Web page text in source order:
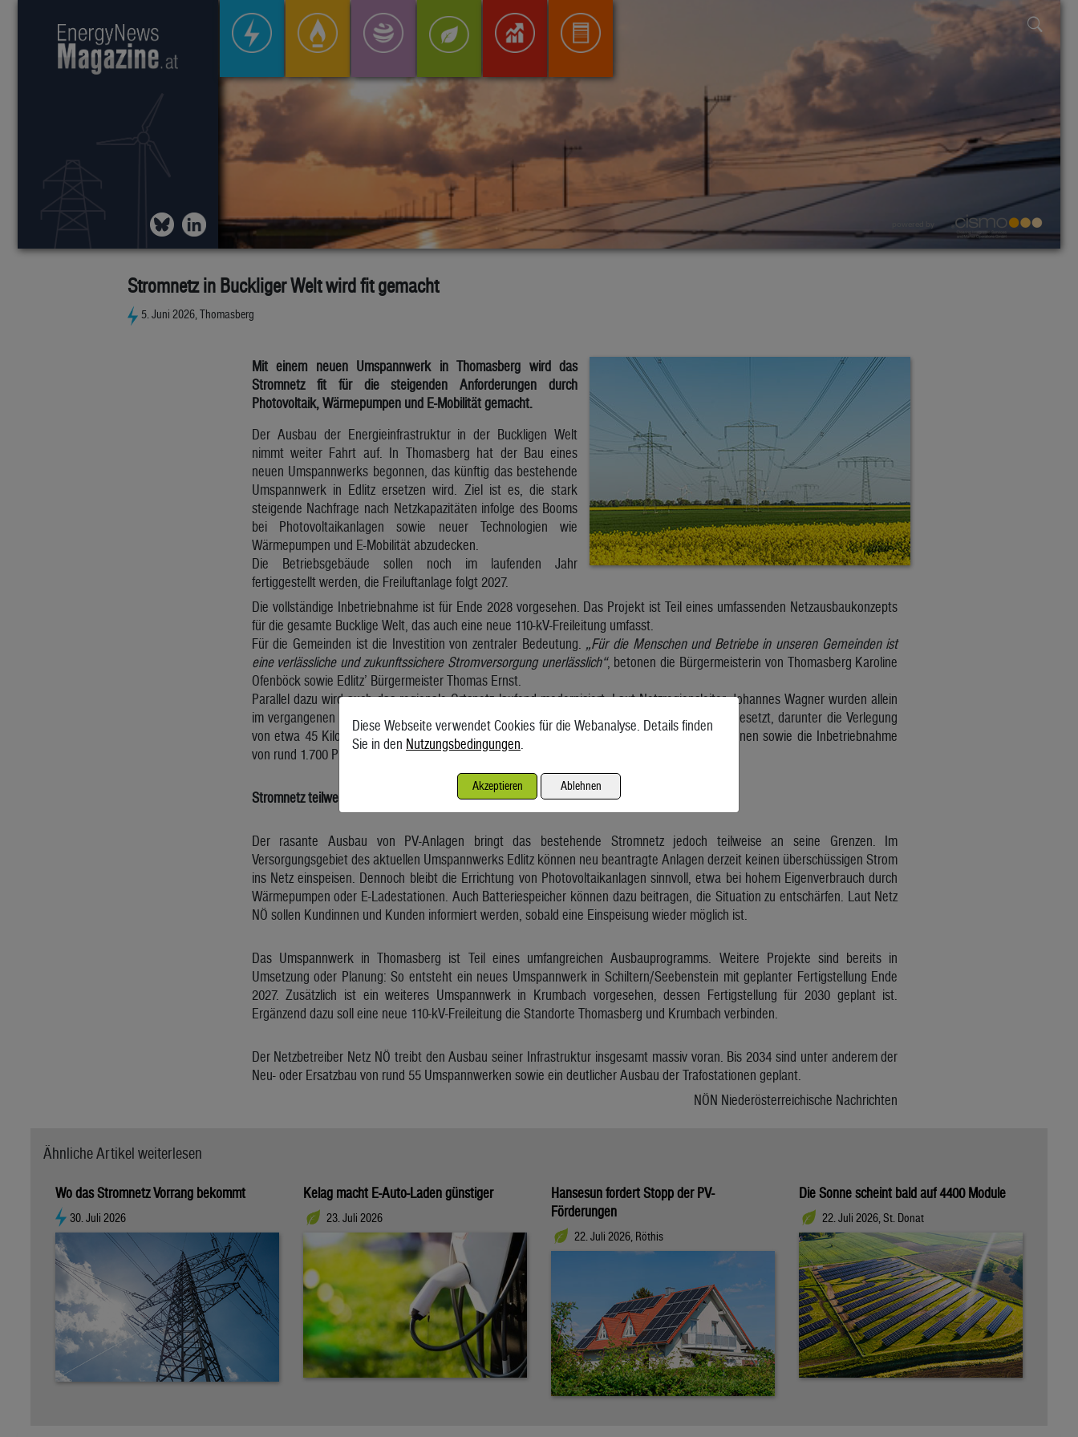
Stromnetz in Buckliger Welt wird fit gemacht
5. Juni 2026, Thomasberg
Mit einem neuen Umspannwerk in Thomasberg wird das
Stromnetz fit für die steigenden Anforderungen durch
Photovoltaik, Wärmepumpen und E-Mobilität gemacht.
Der Ausbau der Energieinfrastruktur in der Buckligen Welt
nimmt weiter Fahrt auf. In Thomasberg hat der Bau eines
neuen Umspannwerks begonnen, das künftig das bestehende
Umspannwerk in Edlitz ersetzen wird. Ziel ist es, die stark
steigende Nachfrage nach Netzkapazitäten infolge des Booms
bei Photovoltaikanlagen sowie neuer Technologien wie
Wärmepumpen und E-Mobilität abzudecken.
Die Betriebsgebäude sollen noch im laufenden Jahr
fertiggestellt werden, die Freiluftanlage folgt 2027.
Die vollständige Inbetriebnahme ist für Ende 2028 vorgesehen. Das Projekt ist Teil eines umfassenden Netzausbaukonzepts
für die gesamte Bucklige Welt, das auch eine neue 110-kV-Freileitung umfasst.
Für die Gemeinden ist die Investition von zentraler Bedeutung. „Für die Menschen und Betriebe in unseren Gemeinden ist
eine verlässliche und zukunftssichere Stromversorgung unerlässlich“, betonen die Bürgermeisterin von Thomasberg Karoline
Ofenböck sowie Edlitz’ Bürgermeister Thomas Ernst.
Parallel dazu wird auch das regionale Ortsnetz laufend modernisiert. Laut Netzregionsleiter Johannes Wagner wurden allein
im vergangenen Jahr rund vier Millionen Euro investiert. Insgesamt wurden 80 Projekte umgesetzt, darunter die Verlegung
von etwa 45 Kilometern Mittel- und Niederspannungskabel, die Errichtung von 21 Trafostationen sowie die Inbetriebnahme
von rund 1.700 Photovoltaikanlagen.
Stromnetz teilweise an Grenzen
Der rasante Ausbau von PV-Anlagen bringt das bestehende Stromnetz jedoch teilweise an seine Grenzen. Im
Versorgungsgebiet des aktuellen Umspannwerks Edlitz können neu beantragte Anlagen derzeit keinen überschüssigen Strom
ins Netz einspeisen. Dennoch bleibt die Errichtung von Photovoltaikanlagen sinnvoll, etwa bei hohem Eigenverbrauch durch
Wärmepumpen oder E-Ladestationen. Auch Batteriespeicher können dazu beitragen, die Situation zu entschärfen. Laut Netz
NÖ sollen Kundinnen und Kunden informiert werden, sobald eine Einspeisung wieder möglich ist.
Das Umspannwerk in Thomasberg ist Teil eines umfangreichen Ausbauprogramms. Weitere Projekte sind bereits in
Umsetzung oder Planung: So entsteht ein neues Umspannwerk in Schiltern/Seebenstein mit geplanter Fertigstellung Ende
2027. Zusätzlich ist ein weiteres Umspannwerk in Krumbach vorgesehen, dessen Fertigstellung für 2030 geplant ist.
Ergänzend dazu soll eine neue 110-kV-Freileitung die Standorte Thomasberg und Krumbach verbinden.
Der Netzbetreiber Netz NÖ treibt den Ausbau seiner Infrastruktur insgesamt massiv voran. Bis 2034 sind unter anderem der
Neu- oder Ersatzbau von rund 55 Umspannwerken sowie ein deutlicher Ausbau der Trafostationen geplant.
NÖN Niederösterreichische Nachrichten
Ähnliche Artikel weiterlesen
Wo das Stromnetz Vorrang bekommt
30. Juli 2026
Kelag macht E-Auto-Laden günstiger
23. Juli 2026
Hansesun fordert Stopp der PV-
Förderungen
22. Juli 2026, Röthis
Die Sonne scheint bald auf 4400 Module
22. Juli 2026, St. Donat
Diese Webseite verwendet Cookies für die Webanalyse. Details finden
Sie in den Nutzungsbedingungen.
Akzeptieren Ablehnen